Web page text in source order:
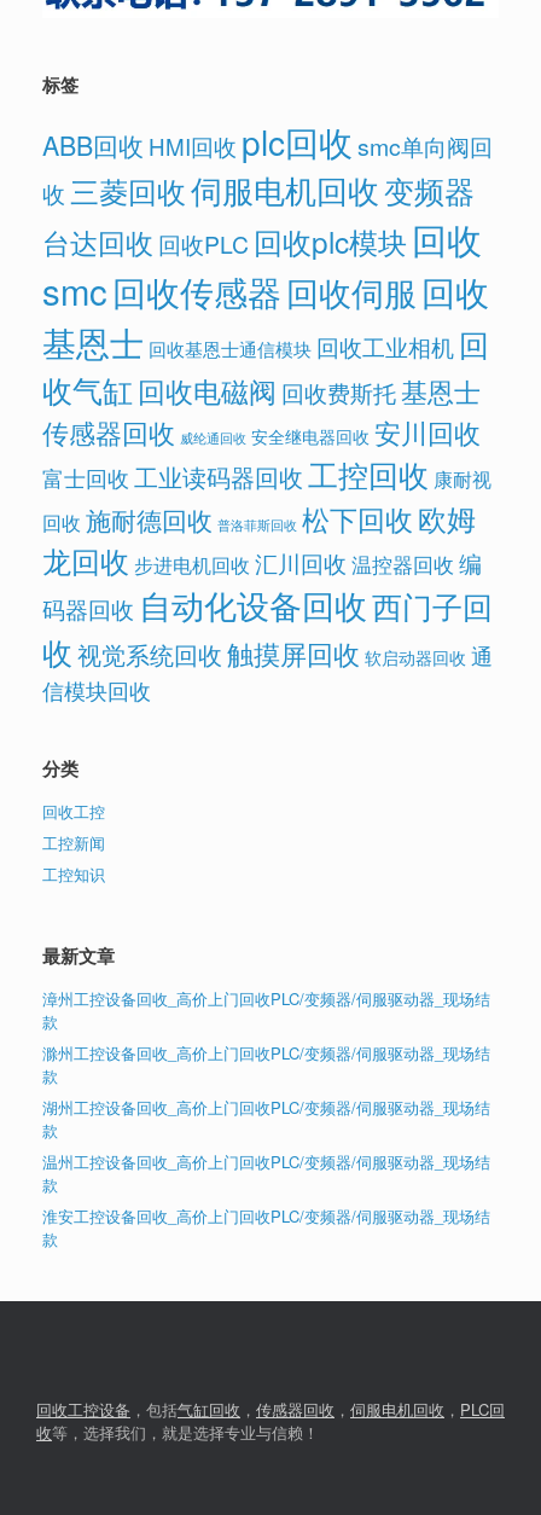
标签
ABB回收 HMI回收 plc回收 smc单向阀回
收三菱回收伺服电机回收变频器
台达回收 回收PLC 回收plc模块 回收
smc回收传感器回收伺服 回收
基恩士 回收基恩士通信模块 回收工业相机 回
收气缸 回收电磁阀 回收费斯托基恩士
传感器回收 威纶通回收 安全继电器回收 安川回收
富士回收工业读码器回收工控回收 康耐视
回收 施耐德回收 普洛菲斯回收 松下回收欧姆
龙回收 步进电机回收 汇川回收 温控器回收 编
码器回收 自动化设备回收西门子回
收视觉系统回收触摸屏回收 软启动器回收 通
信模块回收
分类
回收工控
工控新闻
工控知识
最新文章
漳州工控设备回收_高价上门回收PLC/变频器/伺服驱动器_现场结
款
滁州工控设备回收_高价上门回收PLC/变频器/伺服驱动器_现场结
款
湖州工控设备回收_高价上门回收PLC/变频器/伺服驱动器_现场结
款
温州工控设备回收_高价上门回收PLC/变频器/伺服驱动器_现场结
款
淮安工控设备回收_高价上门回收PLC/变频器/伺服驱动器_现场结
款
回收工控设备 ，包括气缸回收 ， 传感器回收 ， 伺服电机回收 ， PLC回
收等，选择我们，就是选择专业与信赖！